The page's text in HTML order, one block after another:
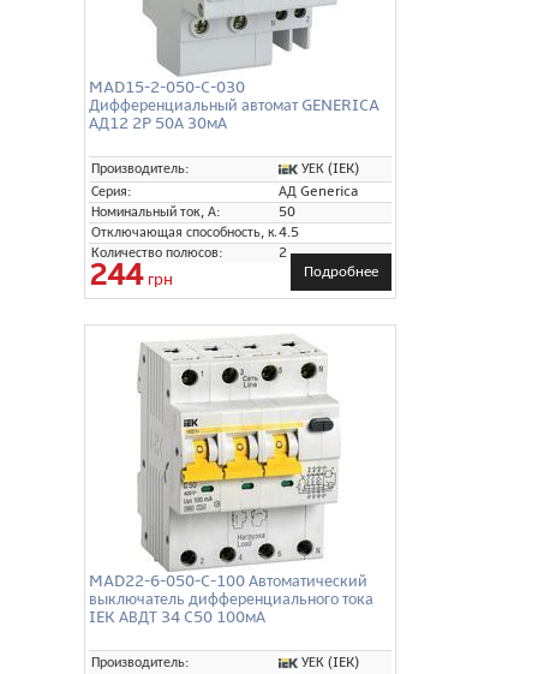
MAD15-2-050-C-030
Дифференциальный автомат GENERICA
АД12 2P 50А 30мА
Производитель:
УЕК (IEK)
Серия:
АД Generica
Номинальный ток, А:
50
Отключающая способность, кА:4.5
Количество полюсов:
2
244грн Подробнее
MAD22-6-050-C-100 Автоматический
выключатель дифференциального тока
IEK АВДТ 34 C50 100мА
Производитель:
УЕК (IEK)